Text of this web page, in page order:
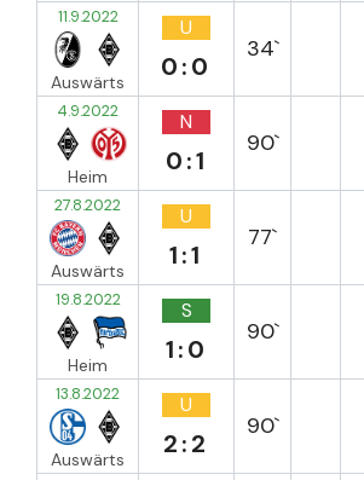
11.9.2022
Auswärts
U
0:0
34`
4.9.2022
Heim
N
0:1
90`
27.8.2022
Auswärts
U
1:1
77`
19.8.2022
Heim
S
1:0
90`
13.8.2022
Auswärts
U
2:2
90`